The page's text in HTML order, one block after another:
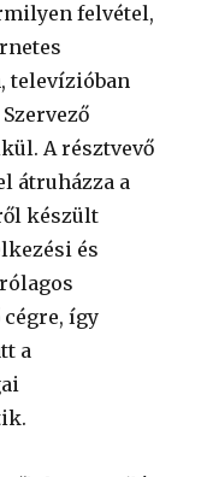
felvétel,
televízióban
A résztvevő
átruházza a
készült
és
így
a